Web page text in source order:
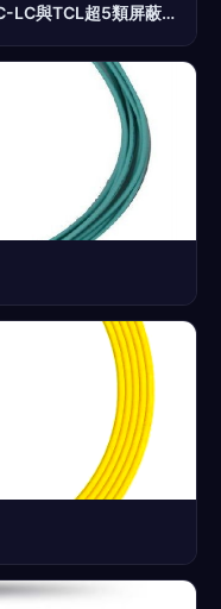
飛靈FLYLIN-GQ-60023光纖跳線LC-LC與TCL超5類屏蔽雙絞線對比 選擇哪款更勝一籌？